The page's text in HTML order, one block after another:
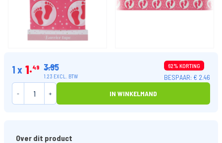
1 x 1 49 3.95
1.23 EXCL. BTW
62% KORTING
BESPAAR: € 2.46
-
+ IN WINKELMAND
Over dit product